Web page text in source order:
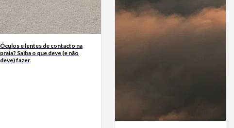
Óculos e lentes de contacto na
praia? Saiba o que deve (e não
deve) fazer